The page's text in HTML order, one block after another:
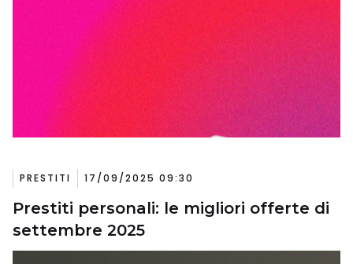
PRESTITI 17/09/2025 09:30
Prestiti personali: le migliori offerte di
settembre 2025